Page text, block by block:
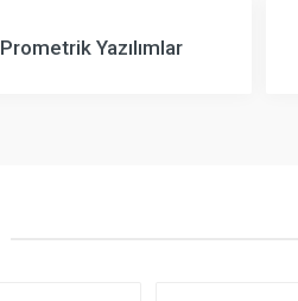
Prometrik Yazılımlar